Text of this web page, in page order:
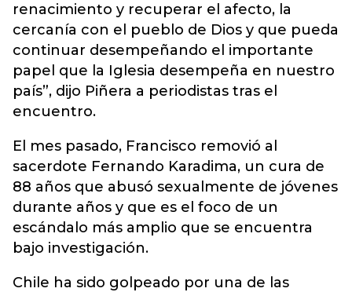
renacimiento y recuperar el afecto, la
cercanía con el pueblo de Dios y que pueda
continuar desempeñando el importante
papel que la Iglesia desempeña en nuestro
país”, dijo Piñera a periodistas tras el
encuentro.
El mes pasado, Francisco removió al
sacerdote Fernando Karadima, un cura de
88 años que abusó sexualmente de jóvenes
durante años y que es el foco de un
escándalo más amplio que se encuentra
bajo investigación.
Chile ha sido golpeado por una de las